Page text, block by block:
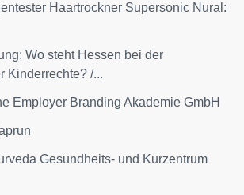
Haartrockner Supersonic Nural:
Wo steht Hessen bei der
Kinderrechte? /...
Employer Branding Akademie GmbH
Gesundheits- und Kurzentrum